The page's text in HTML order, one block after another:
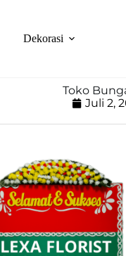
Dekorasi
Toko
Juli 2,